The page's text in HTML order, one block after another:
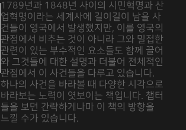
1789년과 1848년 사이의 시민혁명과 산
업혁명이라는 세계사에 길이길이 남을 사
건들이 영국에서 발생했지만, 이를 영국의
관점에서 비추는 것이 아니라 그와 밀접한
관련이 있는 부수적인 요소들도 함께 끌어
와 그것들에 대한 설명과 더불어 전체적인
관점에서 이 사건들을 다루고 있습니다.
하나의 사건을 바라볼 때 다양한 시각으로
바라보는 노력이 엿보이는 책입니다. 챕터
들을 보면 간략하게나마 이 책의 방향을
느낄 수가 있습니다.